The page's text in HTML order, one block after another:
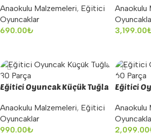
Anaokulu Malzemeleri, Eğitici
Oyuncaklar
690.00₺
Anaokulu
3,199.00
Eğitici Oyuncak Küçük Tuğla
Anaokulu Malzemeleri, Eğitici
Oyuncaklar
990.00₺
Eğitici
Anaokulu
2,099.00